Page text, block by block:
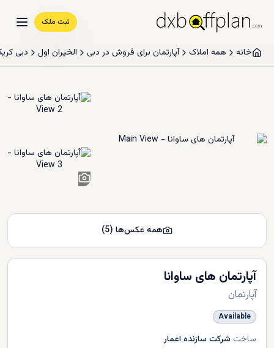
ثبت ملک
خانه همه املاک آپارتمان برای فروش در دبی الخیران اول دبی
آپارتمان های ساوانا
آپارتمان
Available
ساخت شرکت سازنده اعمار
همه عکس‌ها (
5
)